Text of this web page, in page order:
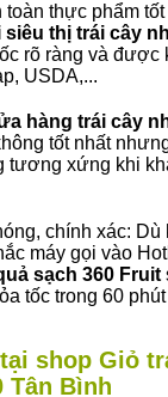
thực phẩm tốt
siêu thị trái cây
rõ ràng và được
USDA,...
hàng trái cây
tốt nhất
tương xứng khi
chính xác: Dù
máy gọi vào
sạch 360 Fruit
tốc trong 60
shop Giỏ
Tân Bình